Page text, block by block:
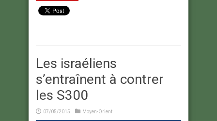
Les israéliens
s’entraînent à contrer
les S300
07/05/2015 Moyen-Orient